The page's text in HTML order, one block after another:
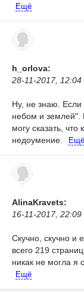
Ещё
h_orlova:
28-11-2017, 12:04
Ну, не знаю. Если
небом и землей".
могу сказать, что
недоумение.
Ещё
AlinaKravets:
16-11-2017, 22:09
Скучно, скучно и
всего 219
никак не могла я
Ещё